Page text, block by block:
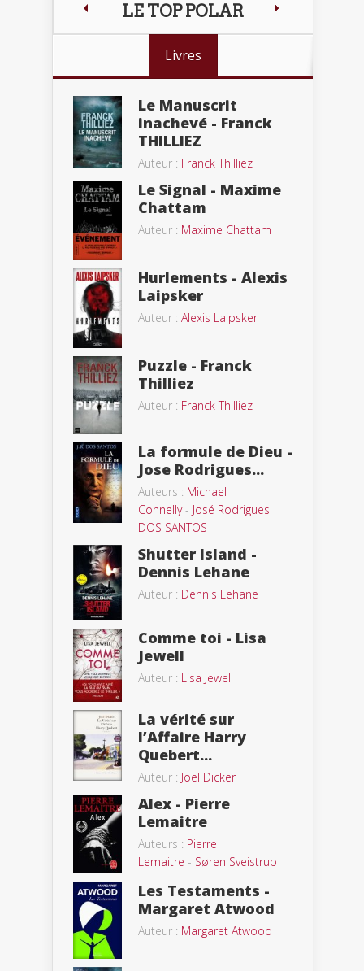
LE TOP POLAR
Livres
Le Manuscrit
inachevé - Franck
THILLIEZ
Auteur : Franck Thilliez
Le Signal - Maxime
Chattam
Auteur : Maxime Chattam
Hurlements - Alexis
Laipsker
Auteur : Alexis Laipsker
Puzzle - Franck
Thilliez
Auteur : Franck Thilliez
La formule de Dieu -
Jose Rodrigues...
Auteurs : Michael
Connelly- José Rodrigues
DOS SANTOS
Shutter Island -
Dennis Lehane
Auteur : Dennis Lehane
Comme toi - Lisa
Jewell
Auteur : Lisa Jewell
La vérité sur
l’Affaire Harry
Quebert...
Auteur : Joël Dicker
Alex - Pierre
Lemaitre
Auteurs : Pierre
Lemaitre - Søren Sveistrup
Les Testaments -
Margaret Atwood
Auteur : Margaret Atwood